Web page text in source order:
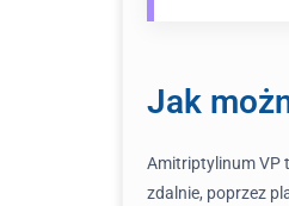
Jak
Amitriptylinum VP
zdalnie, poprzez